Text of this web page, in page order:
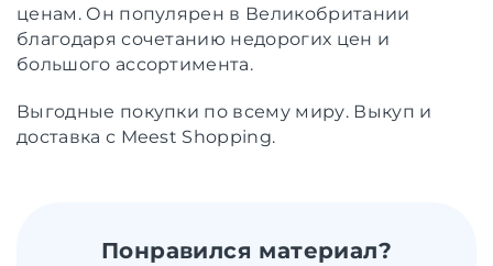
ценам. Он популярен в Великобритании
благодаря сочетанию недорогих цен и
большого ассортимента.
Выгодные покупки по всему миру. Выкуп и
доставка с Meest Shopping.
Понравился материал?